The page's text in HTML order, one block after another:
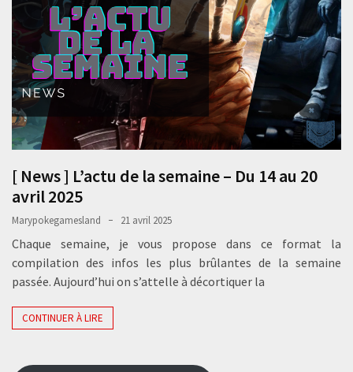
[ News ] L’actu de la semaine – Du 14 au 20
avril 2025
Marypokegamesland 21 avril 2025
Chaque semaine, je vous propose dans ce format la
compilation des infos les plus brûlantes de la semaine
passée. Aujourd’hui on s’attelle à décortiquer la
CONTINUER À LIRE